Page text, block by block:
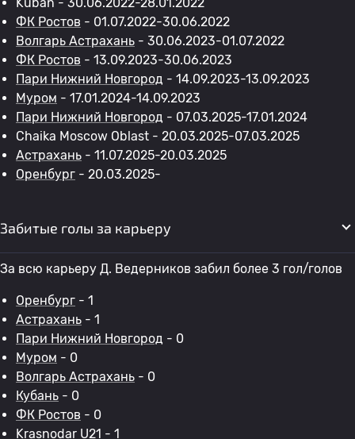
ФК Ростов - 01.07.2022-30.06.2022
Волгарь Астрахань - 30.06.2023-01.07.2022
ФК Ростов - 13.09.2023-30.06.2023
Пари Нижний Новгород - 14.09.2023-13.09.2023
Муром - 17.01.2024-14.09.2023
Пари Нижний Новгород - 07.03.2025-17.01.2024
Chaika Moscow Oblast - 20.03.2025-07.03.2025
Астрахань - 11.07.2025-20.03.2025
Оренбург - 20.03.2025-
Забитые голы за карьеру
За всю карьеру Д. Ведерников забил более 3 гол/голов
Оренбург - 1
Астрахань - 1
Пари Нижний Новгород - 0
Муром - 0
Волгарь Астрахань - 0
Кубань - 0
ФК Ростов - 0
Krasnodar U21 - 1